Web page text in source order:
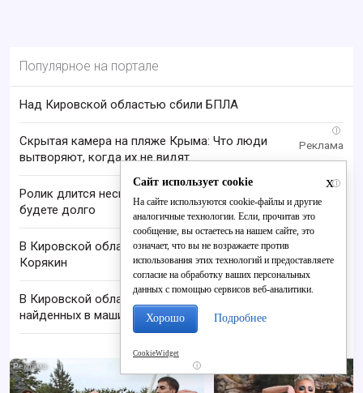
Популярное на портале
Над Кировской областью сбили БПЛА
i
Скрытая камера на пляже Крыма: Что люди
вытворяют, когда их не видят...
i
Ролик длится несколько секунд, а смеяться вы
будете долго
В Кировской области пропал 68-летний Анатолий
Корякин
В Кировской области проверяют гибель супругов,
найденных в машине в Вятке
i
x
Сайт использует cookie
На сайте используются cookie-файлы и другие
аналогичные технологии. Если, прочитав это
сообщение, вы остаетесь на нашем сайте, это
означает, что вы не возражаете против
использования этих технологий и предоставляете
согласие на обработку ваших персональных
данных с помощью сервисов веб-аналитики.
Хорошо Подробнее
CookieWidget